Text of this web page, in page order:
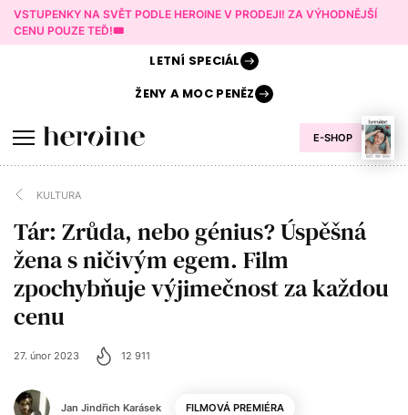
VSTUPENKY NA SVĚT PODLE HEROINE V PRODEJI! ZA VÝHODNĚJŠÍ
CENU POUZE TEĎ!🎟️
E-SHOP
LETNÍ SPECIÁL
ŽENY AMOC PENĚZ
KULTURA
Tár: Zrůda, nebo génius? Úspěšná
žena s ničivým egem. Film
zpochybňuje výjimečnost za každou
cenu
Jan Jindřich Karásek
27. únor 2023 12 911
FILMOVÁ PREMIÉRA